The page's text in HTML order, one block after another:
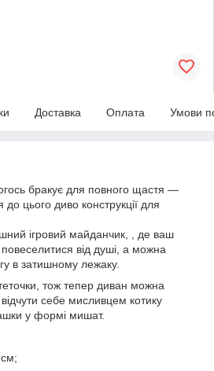
Доставка Оплата Умови
бракує для повного щастя —
цього диво конструкції для
ігровий майданчик, , де ваш
від душі, а можна
в затишному лежаку.
тож тепер диван можна
себе мисливцем котику
у формі мишат.